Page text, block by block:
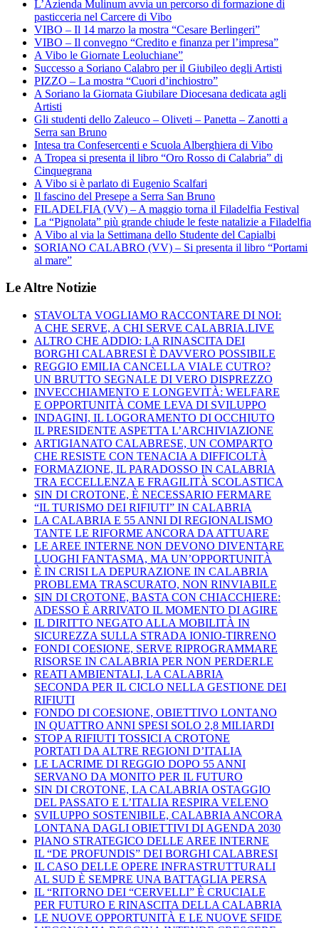
L’Azienda Mulinum avvia un percorso di formazione di
pasticceria nel Carcere di Vibo
VIBO – Il 14 marzo la mostra “Cesare Berlingeri”
VIBO – Il convegno “Credito e finanza per l’impresa”
A Vibo le Giornate Leoluchiane”
Successo a Soriano Calabro per il Giubileo degli Artisti
PIZZO – La mostra “Cuori d’inchiostro”
A Soriano la Giornata Giubilare Diocesana dedicata agli
Artisti
Gli studenti dello Zaleuco – Oliveti – Panetta – Zanotti a
Serra san Bruno
Intesa tra Confesercenti e Scuola Alberghiera di Vibo
A Tropea si presenta il libro “Oro Rosso di Calabria” di
Cinquegrana
A Vibo si è parlato di Eugenio Scalfari
Il fascino del Presepe a Serra San Bruno
FILADELFIA (VV) – A maggio torna il Filadelfia Festival
La “Pignolata” più grande chiude le feste natalizie a Filadelfia
A Vibo al via la Settimana dello Studente del Capialbi
SORIANO CALABRO (VV) – Si presenta il libro “Portami
al mare”
Le Altre Notizie
STAVOLTA VOGLIAMO RACCONTARE DI NOI:
A CHE SERVE, A CHI SERVE CALABRIA.LIVE
ALTRO CHE ADDIO: LA RINASCITA DEI
BORGHI CALABRESI È DAVVERO POSSIBILE
REGGIO EMILIA CANCELLA VIALE CUTRO?
UN BRUTTO SEGNALE DI VERO DISPREZZO
INVECCHIAMENTO E LONGEVITÀ: WELFARE
E OPPORTUNITÀ COME LEVA DI SVILUPPO
INDAGINI, IL LOGORAMENTO DI OCCHIUTO
IL PRESIDENTE ASPETTA L’ARCHIVIAZIONE
ARTIGIANATO CALABRESE, UN COMPARTO
CHE RESISTE CON TENACIA A DIFFICOLTÀ
FORMAZIONE, IL PARADOSSO IN CALABRIA
TRA ECCELLENZA E FRAGILITÀ SCOLASTICA
SIN DI CROTONE, È NECESSARIO FERMARE
“IL TURISMO DEI RIFIUTI” IN CALABRIA
LA CALABRIA E 55 ANNI DI REGIONALISMO
TANTE LE RIFORME ANCORA DA ATTUARE
LE AREE INTERNE NON DEVONO DIVENTARE
LUOGHI FANTASMA, MA UN’OPPORTUNITÀ
È IN CRISI LA DEPURAZIONE IN CALABRIA
PROBLEMA TRASCURATO, NON RINVIABILE
SIN DI CROTONE, BASTA CON CHIACCHIERE:
ADESSO È ARRIVATO IL MOMENTO DI AGIRE
IL DIRITTO NEGATO ALLA MOBILITÀ IN
SICUREZZA SULLA STRADA IONIO-TIRRENO
FONDI COESIONE, SERVE RIPROGRAMMARE
RISORSE IN CALABRIA PER NON PERDERLE
REATI AMBIENTALI, LA CALABRIA
SECONDA PER IL CICLO NELLA GESTIONE DEI
RIFIUTI
FONDO DI COESIONE, OBIETTIVO LONTANO
IN QUATTRO ANNI SPESI SOLO 2,8 MILIARDI
STOP A RIFIUTI TOSSICI A CROTONE
PORTATI DA ALTRE REGIONI D’ITALIA
LE LACRIME DI REGGIO DOPO 55 ANNI
SERVANO DA MONITO PER IL FUTURO
SIN DI CROTONE, LA CALABRIA OSTAGGIO
DEL PASSATO E L’ITALIA RESPIRA VELENO
SVILUPPO SOSTENIBILE, CALABRIA ANCORA
LONTANA DAGLI OBIETTIVI DI AGENDA 2030
PIANO STRATEGICO DELLE AREE INTERNE
IL “DE PROFUNDIS” DEI BORGHI CALABRESI
IL CASO DELLE OPERE INFRASTRUTTURALI
AL SUD È SEMPRE UNA BATTAGLIA PERSA
IL “RITORNO DEI “CERVELLI” È CRUCIALE
PER FUTURO E RINASCITA DELLA CALABRIA
LE NUOVE OPPORTUNITÀ E LE NUOVE SFIDE